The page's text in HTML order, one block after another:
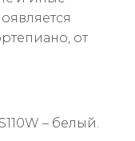
от
– белый.